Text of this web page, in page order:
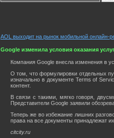
AOL выходит на рынок мобильной онлайн-
Google изменила условия оказания
Компания Google внесла изменения в
О том, что формулировки отдельных
изначально в документе Terms of
контент.
В связи с такими, мягко говоря,
Представители Google заявили
Теперь же во избежание лишних
права на все документы принадлежат
citcity.ru